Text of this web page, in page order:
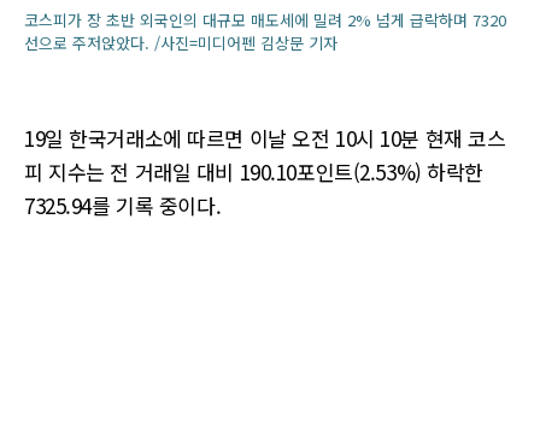
코스피가 장 초반 외국인의 대규모 매도세에 밀려 2% 넘게 급락하며 7320
선으로 주저앉았다. /사진=미디어펜 김상문 기자
19일 한국거래소에 따르면 이날 오전 10시 10분 현재 코스
피 지수는 전 거래일 대비 190.10포인트(2.53%) 하락한
7325.94를 기록 중이다.